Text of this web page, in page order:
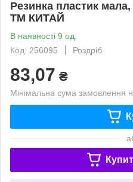
Резинка пластик
ТМ КИТАЙ
В наявності 9 од.
Код: 256095
Роздріб
83,07 ₴
Мінімальна сума замовлення